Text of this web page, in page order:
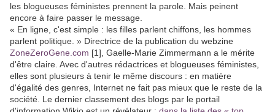
les blogueuses féministes prennent la parole. Mais peinent
encore à faire passer le message.
« En ligne, c'est simple : les filles parlent chiffons, les hommes
parlent politique. » Directrice de la publication du webzine
ZoneZeroGene.com [1] , Gaelle-Marie Zimmermann a le mérite
d'être claire. Avec d'autres rédactrices et blogueuses féministes,
elles sont plusieurs à tenir le même discours : en matière
d'égalité des genres, Internet ne fait pas mieux que le reste de la
société. Le dernier classement des blogs par le portail